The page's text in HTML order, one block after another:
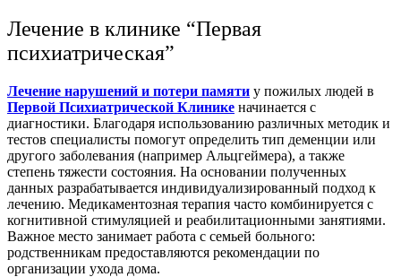
Лечение в клинике “Первая
психиатрическая”
Лечение нарушений и потери памяти у пожилых людей в
Первой Психиатрической Клинике начинается с
диагностики. Благодаря использованию различных методик и
тестов специалисты помогут определить тип деменции или
другого заболевания (например Альцгеймера), а также
степень тяжести состояния. На основании полученных
данных разрабатывается индивидуализированный подход к
лечению. Медикаментозная терапия часто комбинируется с
когнитивной стимуляцией и реабилитационными занятиями.
Важное место занимает работа с семьей больного:
родственникам предоставляются рекомендации по
организации ухода дома.